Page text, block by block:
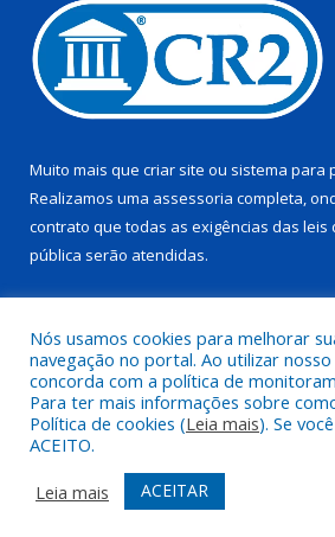
Muito mais que criar site ou sistema para
Realizamos uma assessoria completa,
contrato que todas as exigências das leis
pública serão atendidas.
Todos os direitos reservados a
Mapa do Site
Acessar Área
Acessar Webmail
Nós usamos cookies para melhorar
navegação no portal. Ao utilizar
concorda com a política de
Para ter mais informações sobre
Política de cookies (Leia mais). Se
ACEITO.
Leia mais
ACEITAR